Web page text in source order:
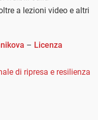
a lezioni video e altri
– Licenza
di ripresa e resilienza